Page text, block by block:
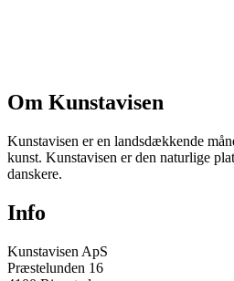
Om Kunstavisen
Kunstavisen er en landsdækkende
kunst. Kunstavisen er den naturlige
danskere.
Info
Kunstavisen ApS
Præstelunden 16